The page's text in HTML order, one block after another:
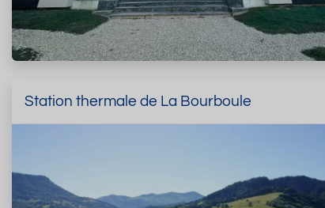
Station thermale de La Bourboule